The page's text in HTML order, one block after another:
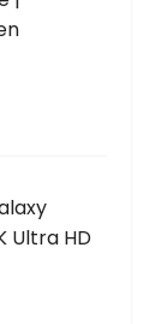
Ultra HD